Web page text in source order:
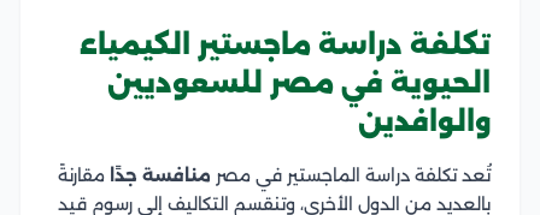
تكلفة دراسة ماجستير الكيمياء
الحيوية في مصر للسعوديين
والوافدين
تُعد تكلفة دراسة الماجستير في مصر منافسة جدًا مقارنةً
بالعديد من الدول الأخرى، وتنقسم التكاليف إلى رسوم قيد